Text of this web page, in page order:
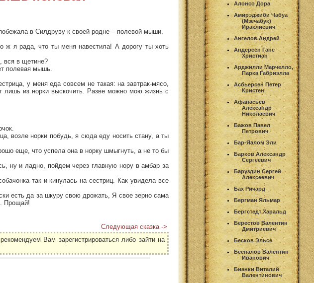
в Силдруву к своей родне – полевой мыши.
ж я рада, что ты меня навестила! А дорогу ты хоть
вся в щетине?
полевая мышь.
у меня еда совсем не такая: на завтрак-мясо,
лишь из норки выскочить. Разве можно мою жизнь с
возле норки побудь, я сюда еду носить стану, а ты
еще, что успела она в норку шмыгнуть, а не то бы
ну и ладно, пойдем через главную нору в амбар за
так и кинулась на сестриц. Как увидела все
есть да за шкуру свою дрожать, Я свое зерно сама
Прощай!
Следующая сказка ->
Вам зарегистрироваться либо зайти на
Алонсо Дора
Амирэджиби Чабуа
(Мзечабук)
Ираклиевич
Ангелов Андрей
Андерсен Ганс
Христиан
Арджилли Марчелло,
Парка Габриэлла
Асбьерсен Петер
Кристен
Афанасьев
Александр
Николаевич
Бажов Павел
Петрович
Бар-Яалом Эли
Барков Александр
Сергеевич
Баруздин Сергей
Алексеевич
Бах Ричард
Бергман Яльмар
Бергстедт Харальд
Берестов Валентин
Дмитриевич
Бесков Эльсе
Беспалов Валентин
Иванович
Бианки Виталий
Валентинович